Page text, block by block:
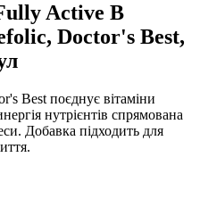
Active B
Doctor's Best,
Best поєднує вітаміни
нутрієнтів спрямована
Добавка підходить для